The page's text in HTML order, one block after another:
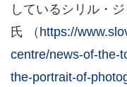
しているシリル・
氏 （ https://
centre/news-of-the-
the-portrait-of-